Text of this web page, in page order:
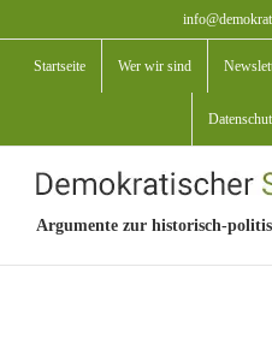
Inhalt
springen
Startseite Wer wir sind
Argumente zur historisch-